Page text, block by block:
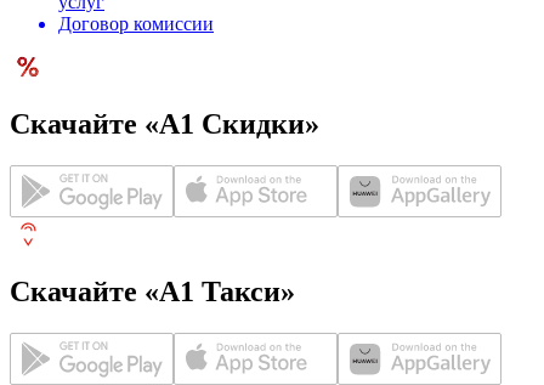
Договор комиссии
Скачайте «А1 Скидки»
Скачайте «А1 Такси»